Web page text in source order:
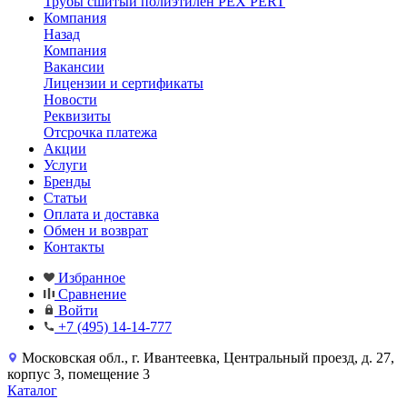
Компания
Назад
Компания
Вакансии
Лицензии и сертификаты
Новости
Реквизиты
Отсрочка платежа
Акции
Услуги
Бренды
Статьи
Оплата и доставка
Обмен и возврат
Контакты
Избранное
Сравнение
Войти
+7 (495) 14-14-777
Московская обл., г. Ивантеевка, Центральный проезд, д. 27,
корпус 3, помещение 3
Каталог